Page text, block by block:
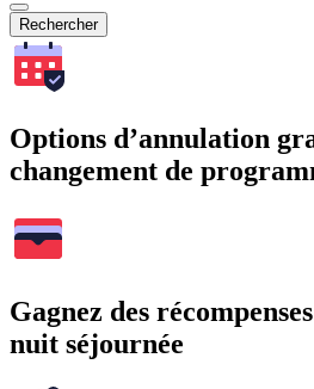
Rechercher
Options d’annulation
changement de
Gagnez des
nuit séjournée